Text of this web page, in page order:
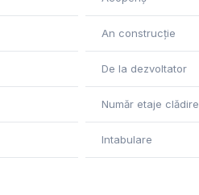
An construcție
De la dezvoltator
Număr etaje clădire
Intabulare